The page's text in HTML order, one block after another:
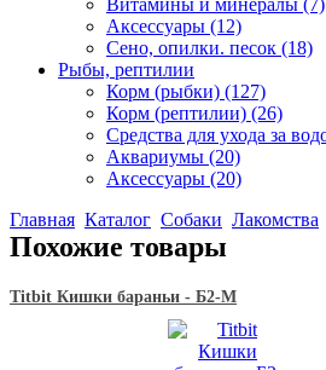
Витамины и минералы (7)
Аксессуары (12)
Сено, опилки. песок (18)
Рыбы, рептилии
Корм (рыбки) (127)
Корм (рептилии) (26)
Средства для ухода за
Аквариумы (20)
Аксессуары (20)
Главная Каталог Собаки Лакомства
Похожие товары
Titbit Кишки бараньи - Б2-M